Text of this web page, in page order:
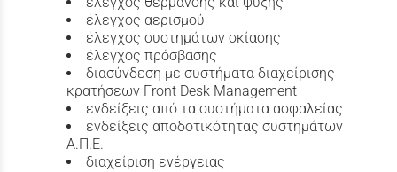
έλεγχος αερισμού
έλεγχος συστημάτων σκίασης
έλεγχος πρόσβασης
διασύνδεση με συστήματα διαχείρισης
κρατήσεων Front Desk Management
ενδείξεις από τα συστήματα ασφαλείας
ενδείξεις αποδοτικότητας συστημάτων
Α.Π.Ε.
διαχείριση ενέργειας